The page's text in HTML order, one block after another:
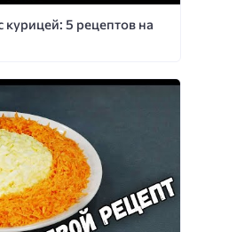
курицей: 5 рецептов на